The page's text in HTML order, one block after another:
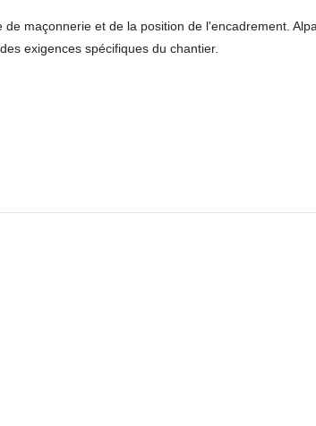
maçonnerie et de la position de l'encadrement.
exigences spécifiques du chantier.